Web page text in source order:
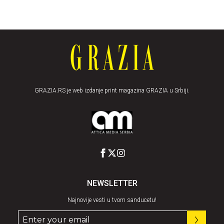
GRAZIA.RS je web izdanje print magazina GRAZIA u Srbiji.
NEWSLETTER
Najnovije vesti u tvom sanducetu!